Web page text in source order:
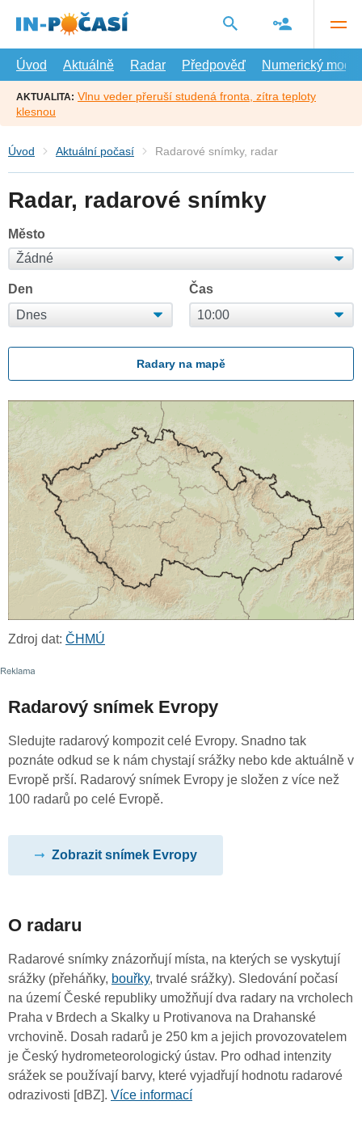
hlavní
Úvod
Aktuálně Radar Předpověď Numerický model
AKTUALITA: Vlnu veder přeruší studená fronta, zítra teploty
klesnou
Úvod Aktuální počasí Radarové snímky, radar
Radar, radarové snímky
Město
Den Čas
Radary na mapě
Zdroj dat: ČHMÚ
Radarový snímek Evropy
Sledujte radarový kompozit celé Evropy. Snadno tak
poznáte odkud se k nám chystají srážky nebo kde aktuálně v
Evropě prší. Radarový snímek Evropy je složen z více než
100 radarů po celé Evropě.
Zobrazit snímek Evropy
O radaru
Radarové snímky znázorňují místa, na kterých se vyskytují
srážky (přeháňky, bouřky, trvalé srážky). Sledování počasí
na území České republiky umožňují dva radary na vrcholech
Praha v Brdech a Skalky u Protivanova na Drahanské
vrchovině. Dosah radarů je 250 km a jejich provozovatelem
je Český hydrometeorologický ústav. Pro odhad intenzity
srážek se používají barvy, které vyjadřují hodnotu radarové
odrazivosti [dBZ]. Více informací